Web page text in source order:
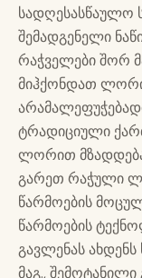
სადღესასწაულო
შემადგენელი
რაჭველები შორ
მიჰქონდათ
ტრადიციული
ლორით
გარეთ რაჭული
წარმოების
წარმოების
გავლენას
მაგ.,